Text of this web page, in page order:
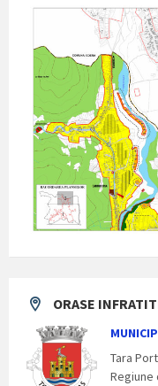
ORASE
Tara
Regiune